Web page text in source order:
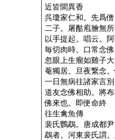
近皆聞異香
呉瓊家仁和。先爲
二子。屠酤庖膾無
以手提起。唱云。
毎切肉時。口常念
忽眼上生瘤如雞子
菴獨居。旦夜繋念
一日無病往諸家言
道友念佛相助。將
佛來也。即便命終
往生禽魚傳
裴氏鸚鵡。唐成都
鵡者。河東裴氏謂